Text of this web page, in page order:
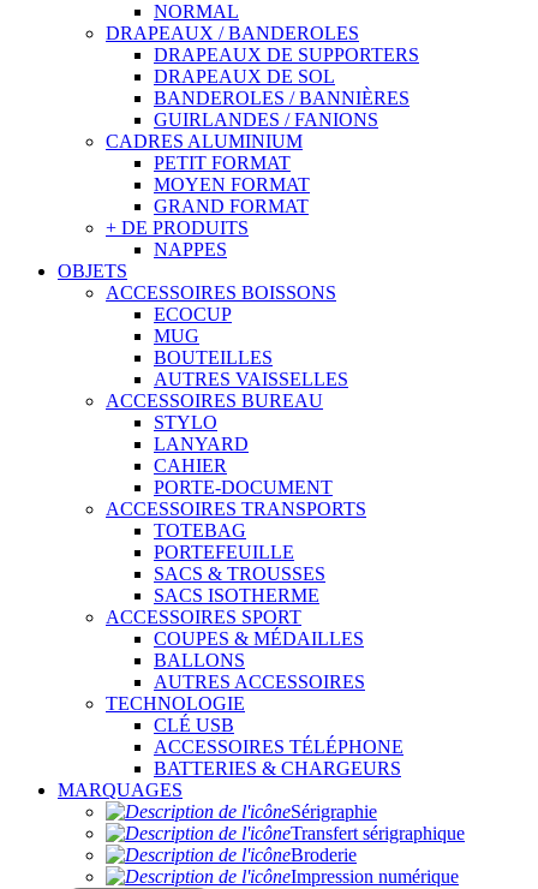
NORMAL
DRAPEAUX / BANDEROLES
DRAPEAUX DE SUPPORTERS
DRAPEAUX DE SOL
BANDEROLES / BANNIÈRES
GUIRLANDES / FANIONS
CADRES ALUMINIUM
PETIT FORMAT
MOYEN FORMAT
GRAND FORMAT
+ DE PRODUITS
NAPPES
OBJETS
ACCESSOIRES BOISSONS
ECOCUP
MUG
BOUTEILLES
AUTRES VAISSELLES
ACCESSOIRES BUREAU
STYLO
LANYARD
CAHIER
PORTE-DOCUMENT
ACCESSOIRES TRANSPORTS
TOTEBAG
PORTEFEUILLE
SACS & TROUSSES
SACS ISOTHERME
ACCESSOIRES SPORT
COUPES & MÉDAILLES
BALLONS
AUTRES ACCESSOIRES
TECHNOLOGIE
CLÉ USB
ACCESSOIRES TÉLÉPHONE
BATTERIES & CHARGEURS
MARQUAGES
Sérigraphie
Transfert sérigraphique
Broderie
Impression numérique